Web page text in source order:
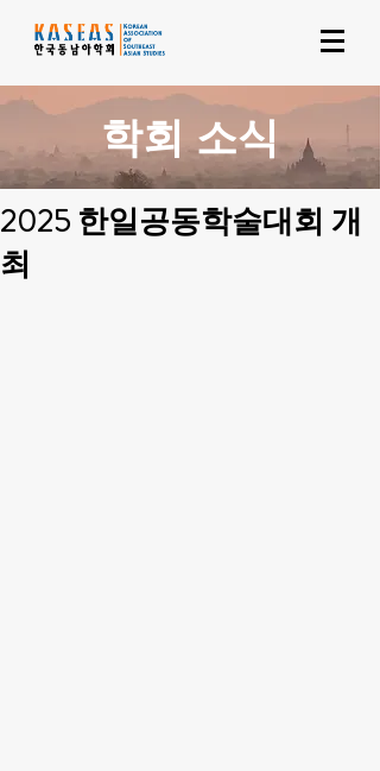
학회 소식
2025 한일공동학술대회 개
최